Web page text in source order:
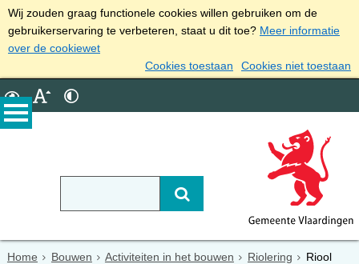
Wij zouden graag functionele cookies willen gebruiken om de
gebruikerservaring te verbeteren, staat u dit toe? Meer informatie
over de cookiewet
Cookies toestaan
Cookies niet toestaan
Home Bouwen Activiteiten in het bouwen Riolering
Riool